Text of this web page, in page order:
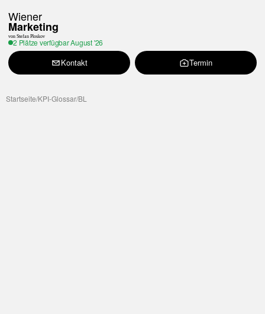
Wiener
Marketing
von Stefan Ploskov
2 Plätze verfügbarAugust '26
Kontakt Termin
Startseite/KPI-Glossar/BL